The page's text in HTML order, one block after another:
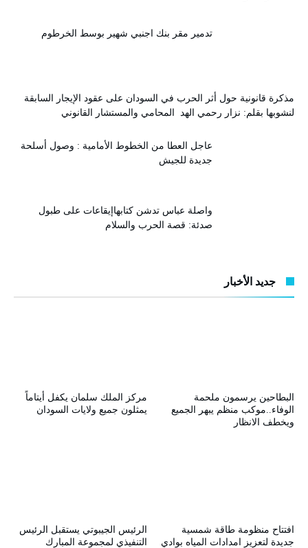
تدمير مقر بنك اجنبي شهير بوسط الخرطوم
مذكرة قانونية حول أثر الحرب في السودان على عقود الإيجار السابقة
لنشوبها بقلم: نزار رحمي الهد المحامي والمستشار القانوني
عاجل العطا من الخطوط الأمامية : وصول أسلحة
جديدة للجيش
واصلة عباس تدشن كتابهاإيقاعات على طبول
صدئة: قصة الحرب والسلام
جديد الأخبار
مركز الملك سلمان يكفل أيتاماً
يمثلون جميع ولايات السودان
البطاحين يرسمون ملحمة
الوفاء..موكب منظم يبهر الجميع
ويخطف الانظار
الرئيس الجيبوتي يستقبل الرئيس
التنفيذي لمجموعة المبارك
افتتاح منظومة طاقة شمسية
جديدة لتعزيز امدادات المياه بوادي